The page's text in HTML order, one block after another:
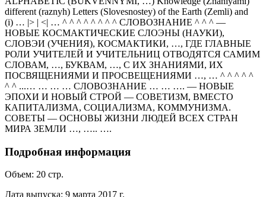
different (raznyh) Letters (Slovesnostey) of the Earth (Zemli) and
(i) … |> | <| … ^ ^ ^ ^ ^ ^ ^ ^ СЛОВОЗНАНИЕ ^ ^ ^ —
НОВЫЕ КОСМАКТИЧЕСКИЕ СЛОЭНЫ (НАУКИ),
СЛОВЭИ (УЧЕНИЯ), КОСМАКТИКИ, …, ГДЕ ГЛАВНЫЕ
РОЛИ УЧИТЕЛЕЙ И УЧИТЕЛЬНИЦ ОТВОДЯТСЯ САМИМ
СЛОВАМ, …, БУКВАМ, …, С ИХ ЗНАНИЯМИ, ИХ
ПОСВЯЩЕНИЯМИ И ПРОСВЕЩЕНИЯМИ …, … ^ ^ ^ ^ ^
^ ^ ...… … … … СЛОВОЗНАНИЕ … … …. — НОВЫЕ
ЭПОХИ И НОВЫЙ СТРОЙ — СОВЕТИЗМ, ВМЕСТО
КАПИТАЛИЗМА, СОЦИАЛИЗМА, КОММУНИЗМА.
СОВЕТЫ — ОСНОВЫ ЖИЗНИ ЛЮДЕЙ ВСЕХ СТРАН
МИРА ЗЕМЛИ …, ….. ….
Подробная информация
Объем: 20 стр.
Дата выпуска: 9 марта 2017 г.